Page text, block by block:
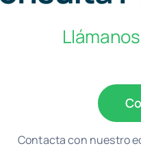
Contacta con nuestro